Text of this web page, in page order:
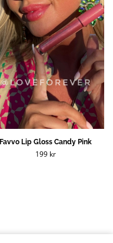
Favvo Lip Gloss Candy Pink
199 kr